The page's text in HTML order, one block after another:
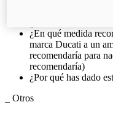
¿En qué medida
marca Ducati a un
recomendaría para
recomendaría)
¿Por qué has dado
_ Otros